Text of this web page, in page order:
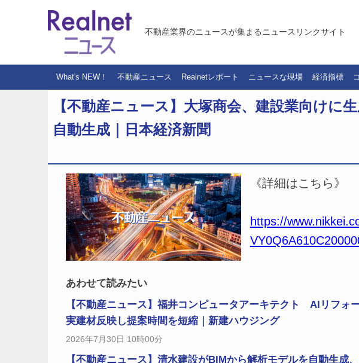
不動産業界のニュースが集まるニュースリンクサイト
What's NEW！ 不動産ニュース Realnetレポート ニュースな現場 経済指標
【不動産ニュース】大塚商会、建設業向けに
自動生成｜日本経済新聞
《詳細はこちら》
https://
あわせて読みたい
【不動産ニュース】福井コンピュータアーキテクト AIリフォ
実建材反映し提案時間を短縮｜新建ハウジング
2026年7月30日 10時00分
【不動産ニュース】清水建設がBIMから解析モデルを自動生成